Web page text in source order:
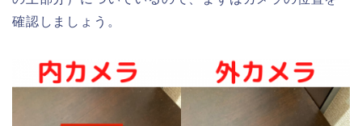
確認しましょう。